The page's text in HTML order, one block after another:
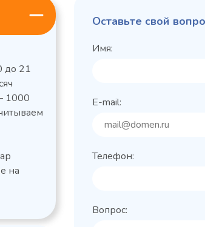
Polair
91
-
Холодильный
Polair ШХФ-0,2
Расход
Габаритные
до 21
1000
на
Оставьте свой
Имя:
E-mail:
Телефон:
Вопрос: